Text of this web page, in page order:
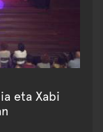
eta Xabi